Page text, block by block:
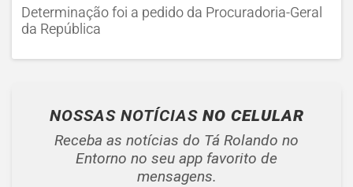
Determinação foi a pedido da Procuradoria-Geral
da República
NOSSAS NOTÍCIAS NO CELULAR
Receba as notícias do Tá Rolando no
Entorno no seu app favorito de
mensagens.